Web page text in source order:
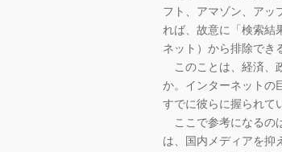
フト、アマゾン、アッ
れば、故意に「検索結
ネット）から排除でき
このことは、経済、
か。インターネットの
すでに彼らに握られて
ここで参考になるの
は、国内メディアを抑